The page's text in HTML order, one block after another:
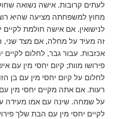
לעתים קרובות. אישה נשואה
מחוץ למשפחתה מציעה שהיא
לנישואין. אם אישה חולמת לקיים
זה מעיד על מחלה, אם מצד שני,
אכזבות. עבור גבר, לחלום לקיים
פירושו מוות; קיום יחסי מין עם
לחלום על קיום יחסי מין עם בן
רעות. אם אתה מקיים יחסי מין
על שמחה. שינה עם אמו מעידה
לקיים יחסי מין עם הבת שלך